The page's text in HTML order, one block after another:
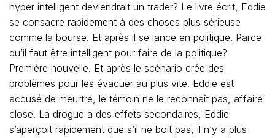
hyper intelligent deviendrait un trader? Le livre écrit, Eddie
se consacre rapidement à des choses plus sérieuse
comme la bourse. Et après il se lance en politique. Parce
qu’il faut être intelligent pour faire de la politique?
Première nouvelle. Et après le scénario crée des
problèmes pour les évacuer au plus vite. Eddie est
accusé de meurtre, le témoin ne le reconnaît pas, affaire
close. La drogue a des effets secondaires, Eddie
s’aperçoit rapidement que s’il ne boit pas, il n’y a plus